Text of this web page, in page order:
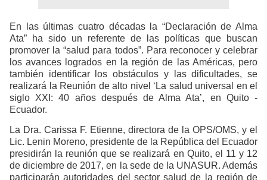
En las últimas cuatro décadas la “Declaración de Alma
Ata” ha sido un referente de las políticas que buscan
promover la “salud para todos”. Para reconocer y celebrar
los avances logrados en la región de las Américas, pero
también identificar los obstáculos y las dificultades, se
realizará la Reunión de alto nivel ‘La salud universal en el
siglo XXI: 40 años después de Alma Ata’, en Quito -
Ecuador.
La Dra. Carissa F. Etienne, directora de la OPS/OMS, y el
Lic. Lenin Moreno, presidente de la República del Ecuador
presidirán la reunión que se realizará en Quito, el 11 y 12
de diciembre de 2017, en la sede de la UNASUR. Además
participarán autoridades del sector salud de la región de